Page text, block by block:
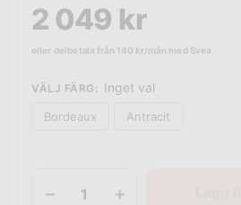
2 049 kr
eller delbetala från 140 kr/mån med Svea
VÄLJ FÄRG : Inget val
Bordeaux Antracit
− +